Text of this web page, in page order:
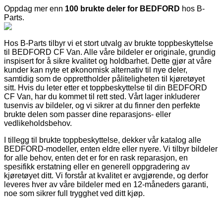
Oppdag mer enn 100 brukte deler for BEDFORD hos B-
Parts.
Hos B-Parts tilbyr vi et stort utvalg av brukte toppbeskyttelse
til BEDFORD CF Van. Alle våre bildeler er originale, grundig
inspisert for å sikre kvalitet og holdbarhet. Dette gjør at våre
kunder kan nyte et økonomisk alternativ til nye deler,
samtidig som de opprettholder påliteligheten til kjøretøyet
sitt. Hvis du leter etter et toppbeskyttelse til din BEDFORD
CF Van, har du kommet til rett sted. Vårt lager inkluderer
tusenvis av bildeler, og vi sikrer at du finner den perfekte
brukte delen som passer dine reparasjons- eller
vedlikeholdsbehov.
I tillegg til brukte toppbeskyttelse, dekker vår katalog alle
BEDFORD-modeller, enten eldre eller nyere. Vi tilbyr bildeler
for alle behov, enten det er for en rask reparasjon, en
spesifikk erstatning eller en generell oppgradering av
kjøretøyet ditt. Vi forstår at kvalitet er avgjørende, og derfor
leveres hver av våre bildeler med en 12-måneders garanti,
noe som sikrer full trygghet ved ditt kjøp.